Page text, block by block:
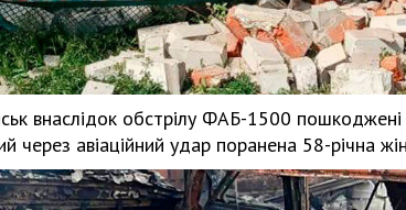
внаслідок обстрілу ФАБ-1500
через авіаційний удар поранена 58-річна